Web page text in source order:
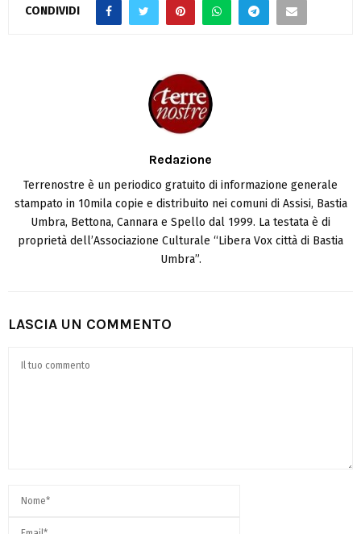
CONDIVIDI
Redazione
Terrenostre è un periodico gratuito di informazione generale
stampato in 10mila copie e distribuito nei comuni di Assisi, Bastia
Umbra, Bettona, Cannara e Spello dal 1999. La testata è di
proprietà dell’Associazione Culturale “Libera Vox città di Bastia
Umbra”.
LASCIA UN COMMENTO